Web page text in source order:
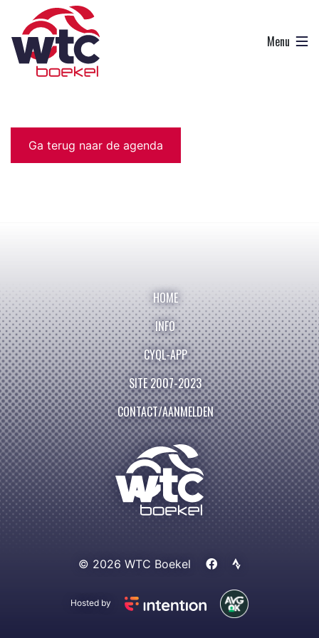
Ga terug naar de agenda
HOME
INFO
CYQL-APP
SITE 2007-2023
CONTACT/AANMELDEN
© 2026 WTC Boekel
Hosted by